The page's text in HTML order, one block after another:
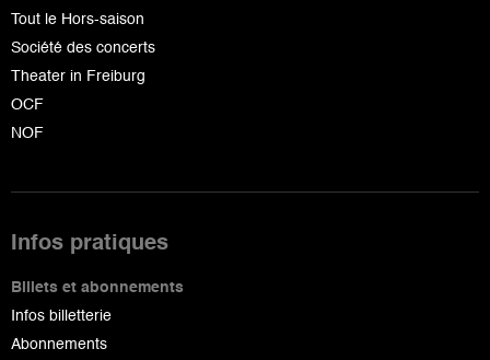
Tout le Hors-saison
Société des concerts
Theater in Freiburg
OCF
NOF
Infos pratiques
Billets et abonnements
Infos billetterie
Abonnements